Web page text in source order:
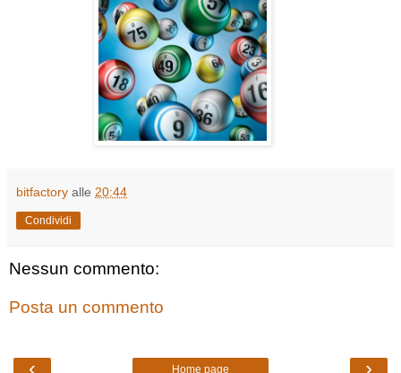
bitfactory alle 20:44
Condividi
Nessun commento:
Posta un commento
‹ ›
Home page